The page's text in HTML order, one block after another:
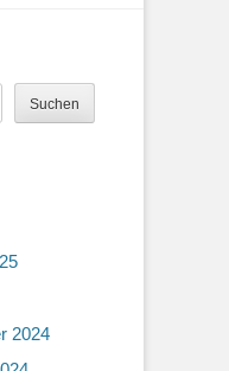
Suchen
2024